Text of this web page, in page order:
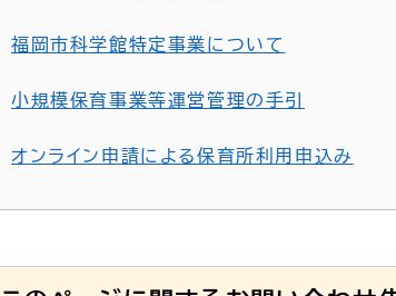
福岡市科学館特定事業について
小規模保育事業等運営管理の手引
オンライン申請による保育所利用申込み